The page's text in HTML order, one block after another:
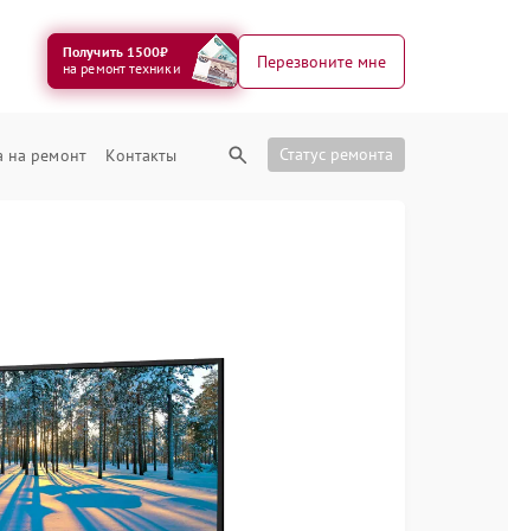
Получить 1500₽
на ремонт техники
Перезвоните мне
на ремонт Контакты Статус ремонта